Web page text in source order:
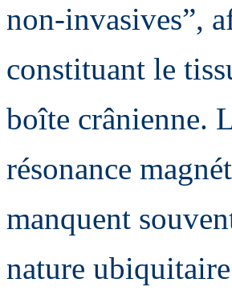
non-invasives”,
constituant le
boîte crânienne.
résonance
manquent
nature